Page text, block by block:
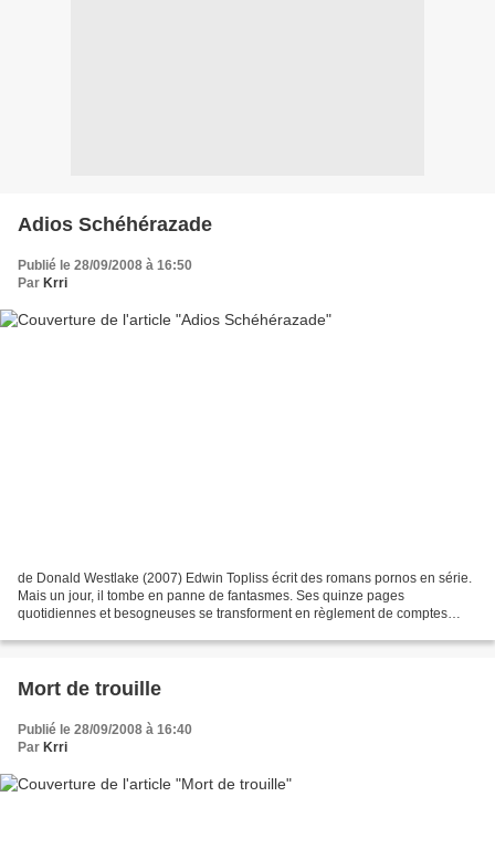
Adios Schéhérazade
Publié le 28/09/2008 à 16:50
Par Krri
de Donald Westlake (2007) Edwin Topliss écrit des romans pornos en série.
Mais un jour, il tombe en panne de fantasmes. Ses quinze pages
quotidiennes et besogneuses se transforment en règlement de comptes
Mort de trouille
Publié le 28/09/2008 à 16:40
Par Krri